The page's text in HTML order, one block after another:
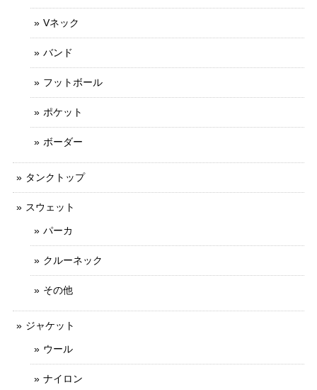
Vネック
バンド
フットボール
ポケット
ボーダー
タンクトップ
スウェット
パーカ
クルーネック
その他
ジャケット
ウール
ナイロン